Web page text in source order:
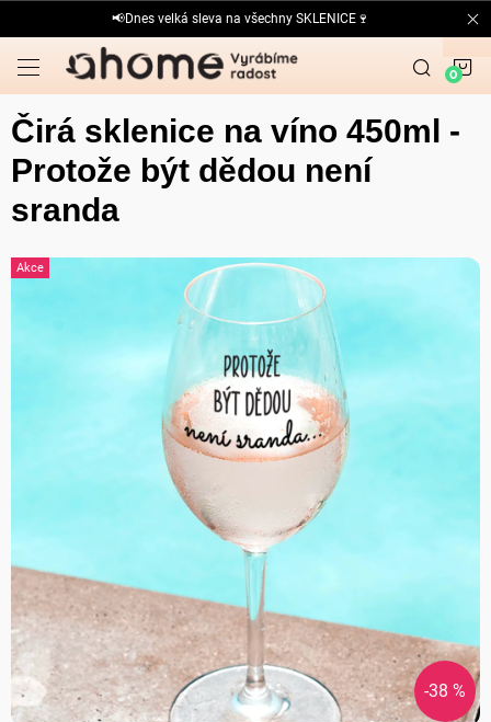
na
obsah
📢Dnes velká sleva na všechny SKLENICE🍷
Čirá sklenice na víno 450ml -
Protože být dědou není
sranda
Akce
-38 %